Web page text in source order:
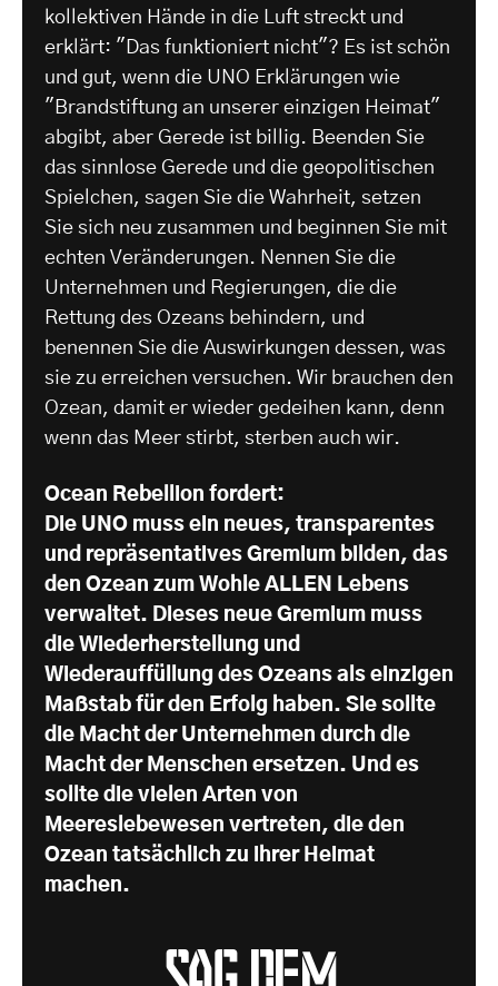
kollektiven Hände in die Luft streckt und
erklärt: "Das funktioniert nicht"? Es ist schön
und gut, wenn die UNO Erklärungen wie
"Brandstiftung an unserer einzigen Heimat"
abgibt, aber Gerede ist billig. Beenden Sie
das sinnlose Gerede und die geopolitischen
Spielchen, sagen Sie die Wahrheit, setzen
Sie sich neu zusammen und beginnen Sie mit
echten Veränderungen. Nennen Sie die
Unternehmen und Regierungen, die die
Rettung des Ozeans behindern, und
benennen Sie die Auswirkungen dessen, was
sie zu erreichen versuchen. Wir brauchen den
Ozean, damit er wieder gedeihen kann, denn
wenn das Meer stirbt, sterben auch wir.
Ocean Rebellion fordert:
Die UNO muss ein neues, transparentes
und repräsentatives Gremium bilden, das
den Ozean zum Wohle ALLEN Lebens
verwaltet. Dieses neue Gremium muss
die Wiederherstellung und
Wiederauffüllung des Ozeans als einzigen
Maßstab für den Erfolg haben. Sie sollte
die Macht der Unternehmen durch die
Macht der Menschen ersetzen. Und es
sollte die vielen Arten von
Meereslebewesen vertreten, die den
Ozean tatsächlich zu ihrer Heimat
machen.
Sag dem